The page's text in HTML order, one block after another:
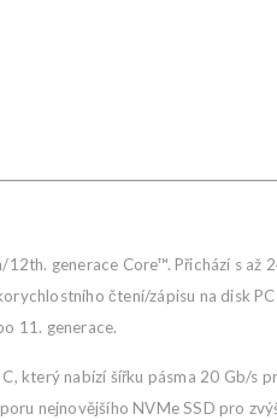
generace Core™. Přichází s až
čtení/zápisu na disk
11. generace.
který nabízí šířku pásma 20 Gb/s
nejnovějšího NVMe SSD pro